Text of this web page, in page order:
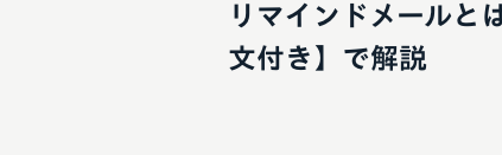
リマインドメールと
文付き】で解説